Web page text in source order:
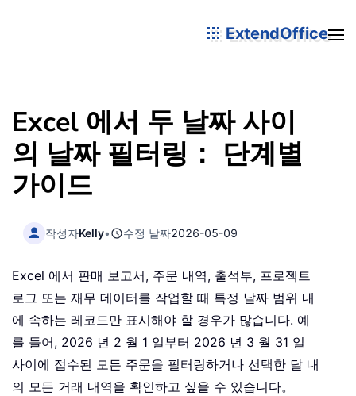
ExtendOffice
Excel 에서 두 날짜 사이
의 날짜 필터링： 단계별
가이드
작성자Kelly• 수정 날짜2026-05-09
Excel 에서 판매 보고서, 주문 내역, 출석부, 프로젝트
로그 또는 재무 데이터를 작업할 때 특정 날짜 범위 내
에 속하는 레코드만 표시해야 할 경우가 많습니다. 예
를 들어, 2026 년 2 월 1 일부터 2026 년 3 월 31 일
사이에 접수된 모든 주문을 필터링하거나 선택한 달 내
의 모든 거래 내역을 확인하고 싶을 수 있습니다。